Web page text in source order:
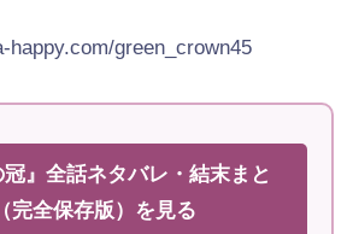
happy.com/green_crown45
』全話ネタバレ・結末まと
完全保存版）を見る